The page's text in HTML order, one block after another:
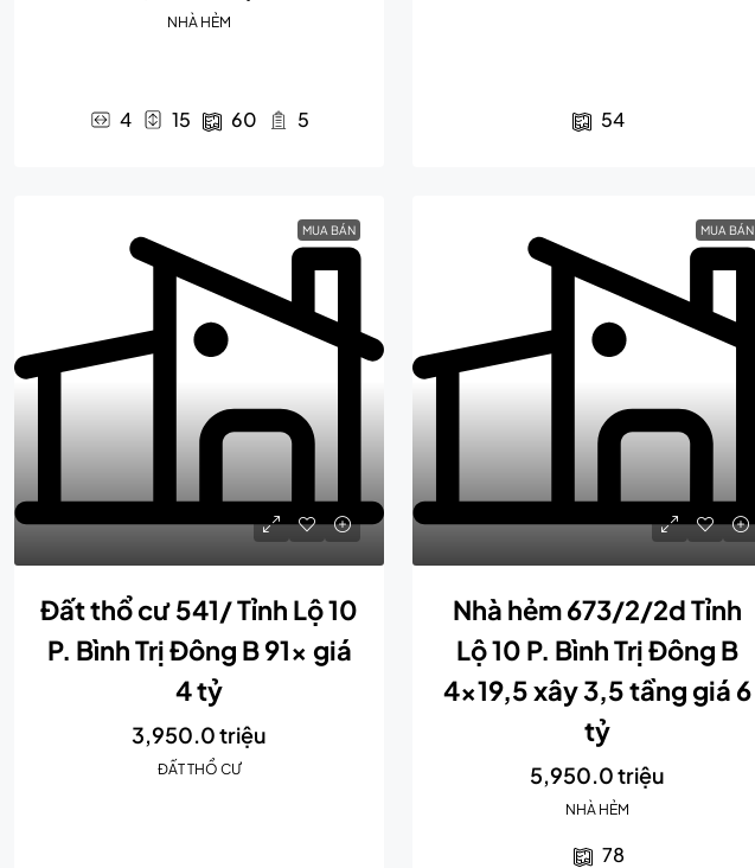
NHÀ HẺM
4 15 60 5 54
MUA BÁN
Đất thổ cư 541/ Tỉnh Lộ 10
P. Bình Trị Đông B 91x giá
4 tỷ
3,950.0 triệu
ĐẤT THỔ CƯ
MUA BÁN
Nhà hẻm 673/2/2d Tỉnh
Lộ 10 P. Bình Trị Đông B
4×19,5 xây 3,5 tầng giá 6
tỷ
5,950.0 triệu
NHÀ HẺM
78